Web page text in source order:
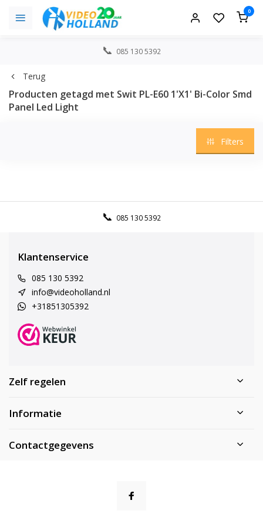
0
085 130 5392
Terug
Producten getagd met Swit PL-E60 1'X1' Bi-Color Smd
Panel Led Light
Filters
085 130 5392
Klantenservice
085 130 5392
info@videoholland.nl
+31851305392
Zelf regelen
Informatie
Contactgegevens